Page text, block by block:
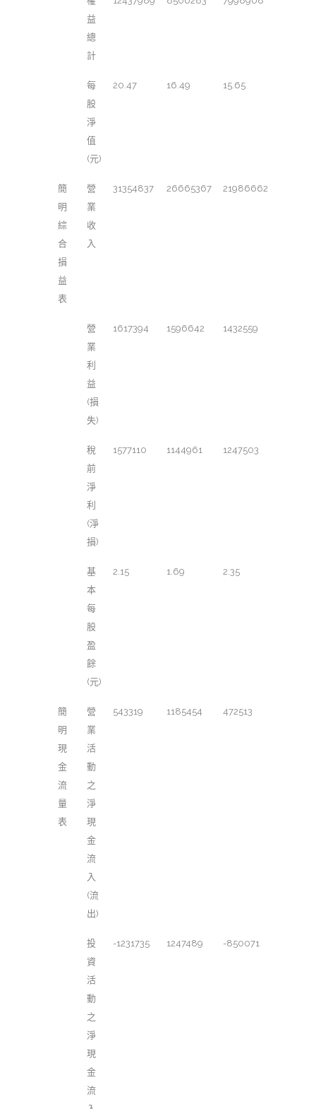
益
總
計
每
股
淨
值
(元)
20.47 16.49 15.65
簡
明
綜
合
損
益
表
營
業
收
入
31354837 26665367 21986662
營
業
利
益
(損
失)
1617394 1596642 1432559
稅
前
淨
利
(淨
損)
1577110 1144961 1247503
基
本
每
股
盈
餘
(元)
2.15 1.69 2.35
簡
明
現
金
流
量
表
營
業
活
動
之
淨
現
金
流
入
(流
出)
543319 1185454 472513
投
資
活
動
之
淨
現
金
流
-1231735 1247489 -850071